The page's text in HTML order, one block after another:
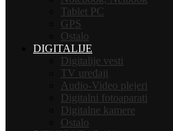
Tablet PC
GPS
Ostalo
DIGITALIJE
Digitalije vesti
TV uređaji
Audio-Video plejeri
Digitalni fotoaparati
Digitalne kamere
Ostalo